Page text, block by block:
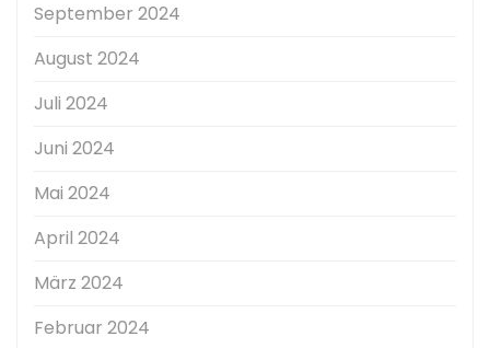
September 2024
August 2024
Juli 2024
Juni 2024
Mai 2024
April 2024
März 2024
Februar 2024